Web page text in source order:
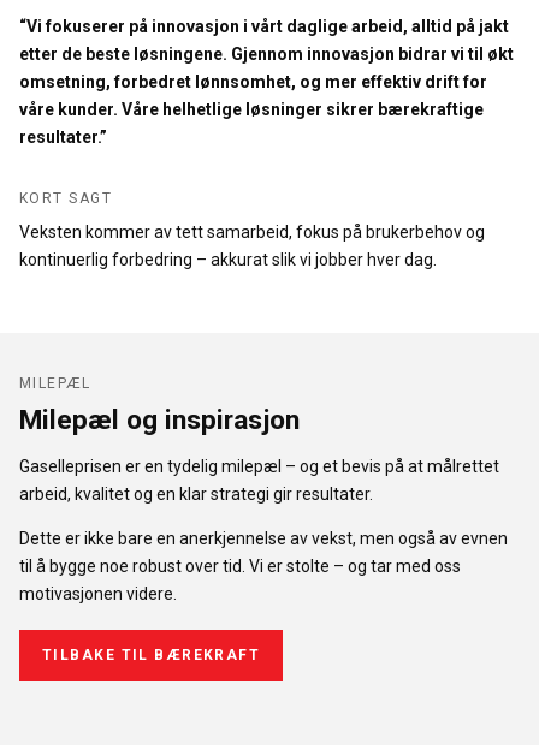
“Vi fokuserer på innovasjon i vårt daglige arbeid, alltid på jakt
etter de beste løsningene. Gjennom innovasjon bidrar vi til økt
omsetning, forbedret lønnsomhet, og mer effektiv drift for
våre kunder. Våre helhetlige løsninger sikrer bærekraftige
resultater.”
KORT SAGT
Veksten kommer av tett samarbeid, fokus på brukerbehov og
kontinuerlig forbedring – akkurat slik vi jobber hver dag.
MILEPÆL
Milepæl og inspirasjon
Gaselleprisen er en tydelig milepæl – og et bevis på at målrettet
arbeid, kvalitet og en klar strategi gir resultater.
Dette er ikke bare en anerkjennelse av vekst, men også av evnen
til å bygge noe robust over tid. Vi er stolte – og tar med oss
motivasjonen videre.
TILBAKE TIL BÆREKRAFT